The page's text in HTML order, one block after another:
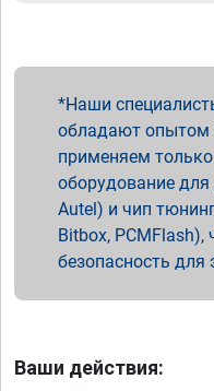
Наши
обладают опытом
применяем
оборудование для
Autel) и чип
Bitbox, PCMFlash),
безопасность для
Ваши действия: